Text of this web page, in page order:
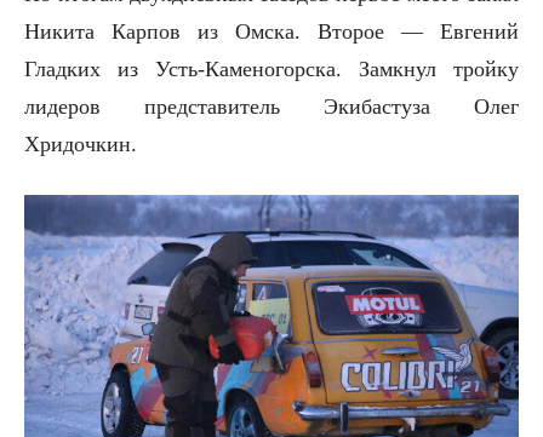
Никита Карпов из Омска. Второе — Евгений
Гладких из Усть-Каменогорска. Замкнул тройку
лидеров представитель Экибастуза Олег
Хридочкин.